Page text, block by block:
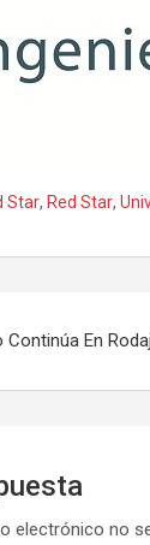
Star, Red Star,
Continúa En
electrónico no